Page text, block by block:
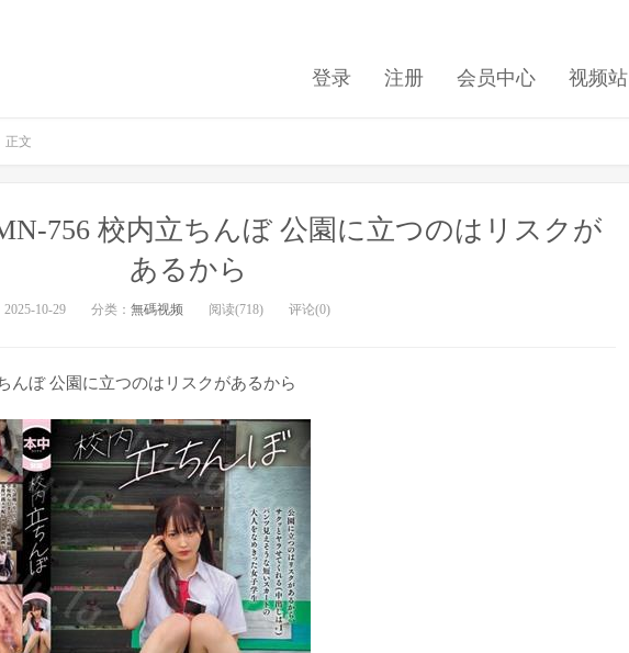
登录 注册 会员中心 视频站
正文
756 校内立ちんぼ 公園に立つのはリスクが
あるから
2025-10-29 分类： 無碼视频 阅读(718) 评论(0)
んぼ 公園に立つのはリスクがあるから